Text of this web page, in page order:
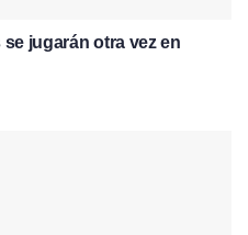
jugarán otra vez en